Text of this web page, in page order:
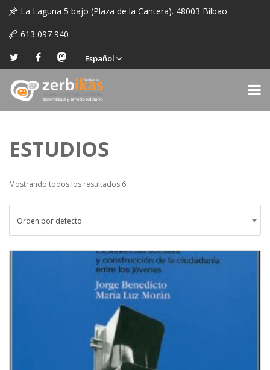
La Laguna 5 bajo (Plaza de la Cantera). 48003 Bilbao
613 097 940
Español
ESTUDIOS
Mostrando todos los resultados 6
Orden por defecto